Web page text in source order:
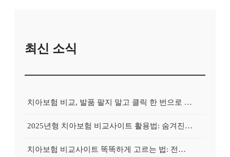
최신 소식
치아보험 비교, 발품 팔지 말고 클릭 한 번으로 끝내는 비법! 후기 대방출
2025년형 치아보험 비교사이트 활용법: 숨겨진 보험금 100% 환급 전략
치아보험 비교사이트 똑똑하게 고르는 법: 전문가가 알려주는 5가지 꿀팁